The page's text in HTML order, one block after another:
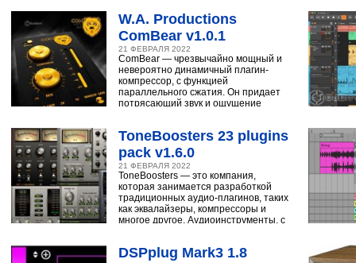
W.A. Productions
ComBear v1.0.1
21 ФЕВРАЛЯ 2022
ComBear — чрезвычайно мощный и
невероятно динамичный плагин-
компрессор, с функцией
параллельного сжатия. Он придает
потрясающий звук и ощущение
ToneBoosters 23 plugins
pack v1.6.0
21 ФЕВРАЛЯ 2022
ToneBoosters — это компания,
которая занимается разработкой
традиционных аудио-плагинов, таких
как эквалайзеры, компрессоры и
многое другое. Аудиоинструменты, с
DSPplug Mark3 1.8